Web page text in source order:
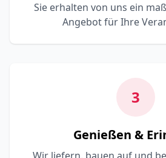
Sie erhalten von uns ein
Angebot für Ihre
3
Genießen &